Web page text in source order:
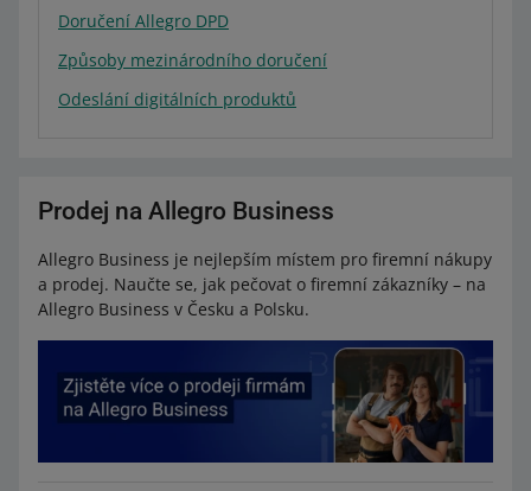
Doručení Allegro DPD
Způsoby mezinárodního doručení
Odeslání digitálních produktů
Prodej na Allegro Business
Allegro Business je nejlepším místem pro firemní nákupy
a prodej. Naučte se, jak pečovat o firemní zákazníky – na
Allegro Business v Česku a Polsku.